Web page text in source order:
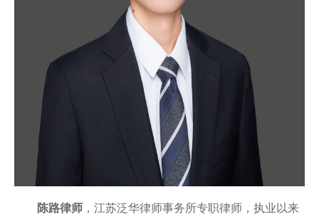
陈路律师 ，江苏泛华律师事务所专职律师，执业以来